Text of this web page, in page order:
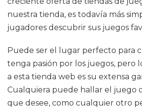
nuestra tienda, es todavía más
jugadores descubrir sus juegos
Puede ser el lugar perfecto para
tenga pasión por los juegos, pero
a esta tienda web es su extensa
Cualquiera puede hallar el juego
que desee, como cualquier otro